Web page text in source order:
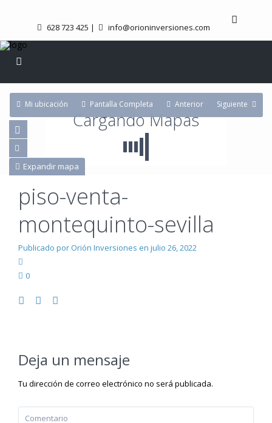
628 723 425 | info@orioninversiones.com
Cargando Mapas
Expandir mapa
Mi ubicación Pantalla Completa Anterior Siguiente
piso-venta-
montequinto-sevilla
Publicado por Orión Inversiones en julio 26, 2022
0
Deja un mensaje
Tu dirección de correo electrónico no será publicada.